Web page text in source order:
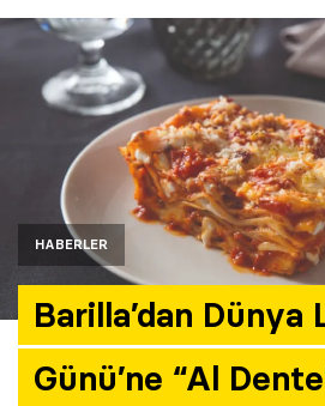
HABERLER
Barilla’dan Dünya
Günü’ne “Al
Araştırma